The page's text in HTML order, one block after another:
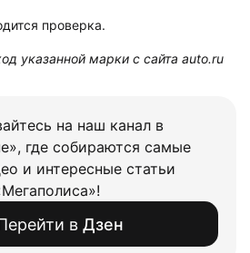
проверка.
указанной марки с сайта auto.ru
на наш канал в
где собираются самые
и интересные статьи
в Дзен